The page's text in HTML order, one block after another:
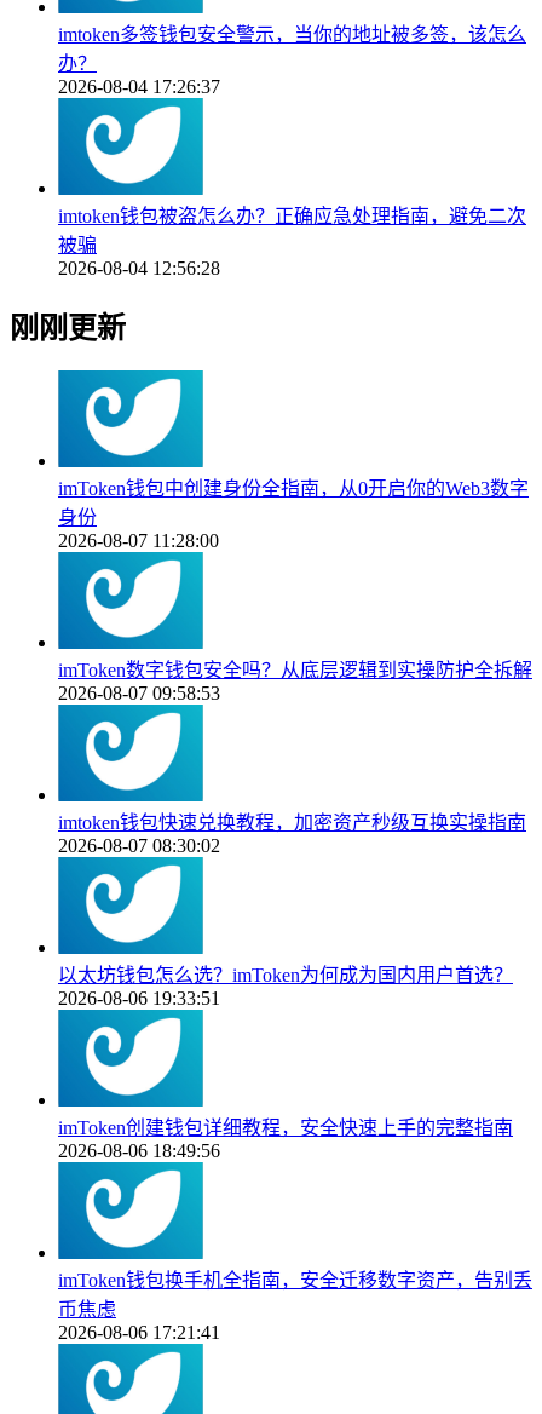
imtoken多签钱包安全警示，当你的地址被多签，该怎么
办？
2026-08-04 17:26:37
imtoken钱包被盗怎么办？正确应急处理指南，避免二次
被骗
2026-08-04 12:56:28
刚刚更新
imToken钱包中创建身份全指南，从0开启你的Web3数字
身份
2026-08-07 11:28:00
imToken数字钱包安全吗？从底层逻辑到实操防护全拆解
2026-08-07 09:58:53
imtoken钱包快速兑换教程，加密资产秒级互换实操指南
2026-08-07 08:30:02
以太坊钱包怎么选？imToken为何成为国内用户首选？
2026-08-06 19:33:51
imToken创建钱包详细教程，安全快速上手的完整指南
2026-08-06 18:49:56
imToken钱包换手机全指南，安全迁移数字资产，告别丢
币焦虑
2026-08-06 17:21:41